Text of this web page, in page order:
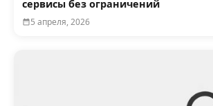
сервисы без ограничений
5 апреля, 2026